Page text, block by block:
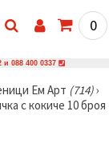
0
и 088 400 0337
Ем Арт (714)›
с кокиче 10 броя